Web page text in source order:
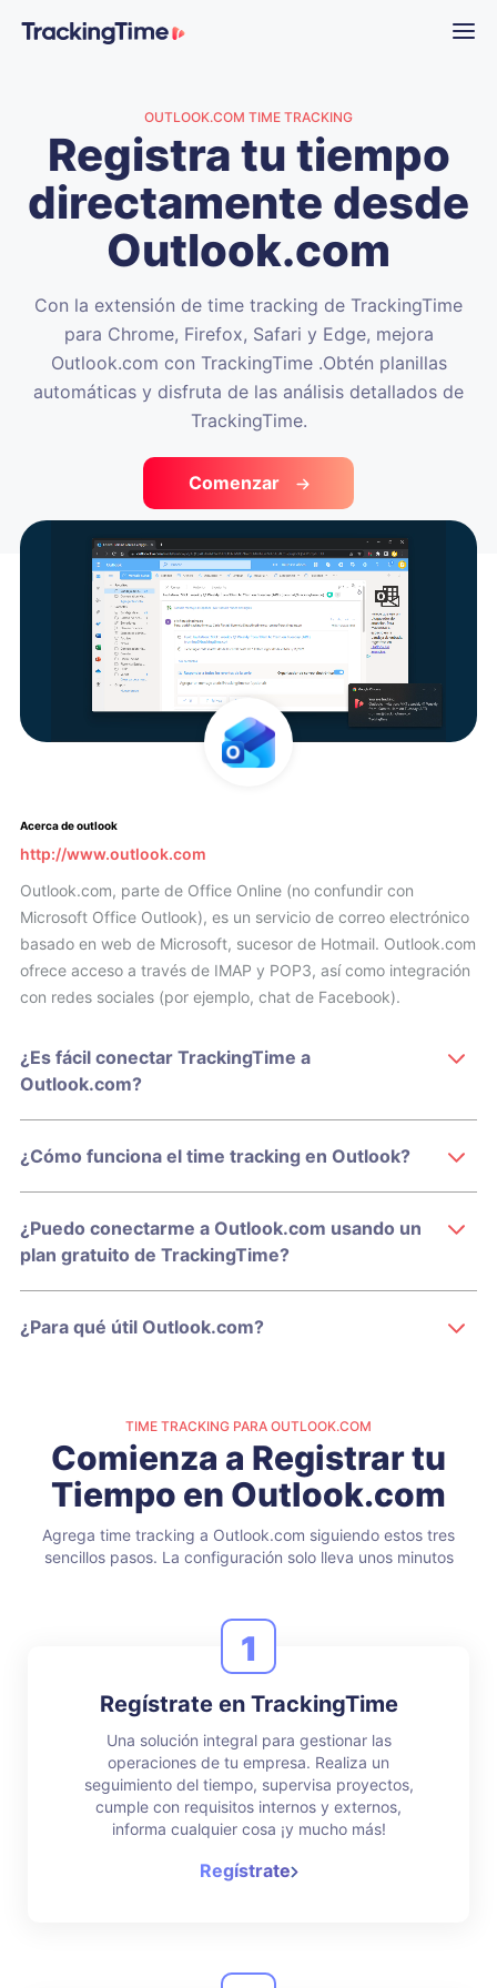
OUTLOOK.COM TIME TRACKING
Registra tu tiempo
directamente desde
Outlook.com
Con la extensión de time tracking de TrackingTime
para Chrome, Firefox, Safari y Edge, mejora
Outlook.com con TrackingTime .Obtén planillas
automáticas y disfruta de las análisis detallados de
TrackingTime.
Comenzar
Acerca de outlook
http://www.outlook.com
Outlook.com, parte de Office Online (no confundir con
Microsoft Office Outlook), es un servicio de correo electrónico
basado en web de Microsoft, sucesor de Hotmail. Outlook.com
ofrece acceso a través de IMAP y POP3, así como integración
con redes sociales (por ejemplo, chat de Facebook).
¿Es fácil conectar TrackingTime a
Outlook.com?
¿Cómo funciona el time tracking en Outlook?
¿Puedo conectarme a Outlook.com usando un
plan gratuito de TrackingTime?
¿Para qué útil Outlook.com?
TIME TRACKING PARA OUTLOOK.COM
Comienza a Registrar tu
Tiempo en Outlook.com
Agrega time tracking a Outlook.com siguiendo estos tres
sencillos pasos. La configuración solo lleva unos minutos
1
Regístrate en TrackingTime
Una solución integral para gestionar las
operaciones de tu empresa. Realiza un
seguimiento del tiempo, supervisa proyectos,
cumple con requisitos internos y externos,
informa cualquier cosa ¡y mucho más!
Regístrate